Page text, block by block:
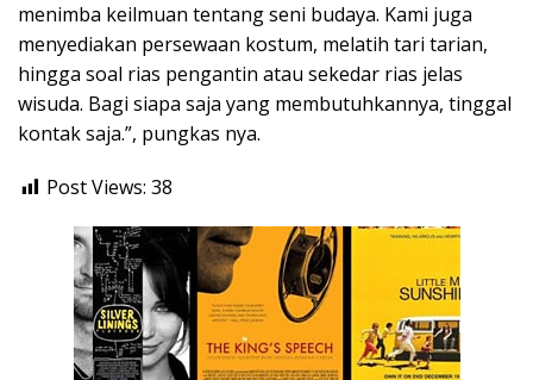
menimba keilmuan tentang seni budaya. Kami juga
menyediakan persewaan kostum, melatih tari tarian,
hingga soal rias pengantin atau sekedar rias jelas
wisuda. Bagi siapa saja yang membutuhkannya, tinggal
kontak saja.”, pungkas nya.
Post Views: 38